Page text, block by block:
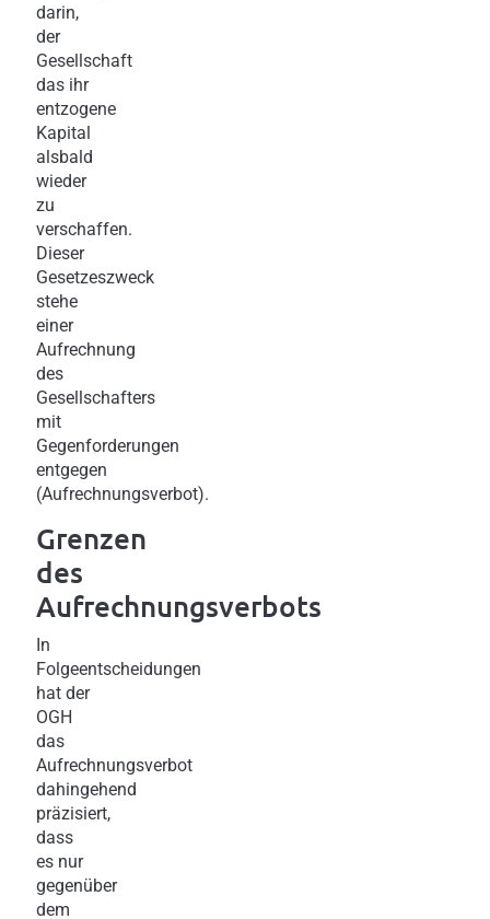
darin,
der
Gesellschaft
das ihr
entzogene
Kapital
alsbald
wieder
zu
verschaffen.
Dieser
Gesetzeszweck
stehe
einer
Aufrechnung
des
Gesellschafters
mit
Gegenforderungen
entgegen
(Aufrechnungsverbot).
Grenzen
des
Aufrechnungsverbots
In
Folgeentscheidungen
hat der
OGH
das
Aufrechnungsverbot
dahingehend
präzisiert,
dass
es nur
gegenüber
dem